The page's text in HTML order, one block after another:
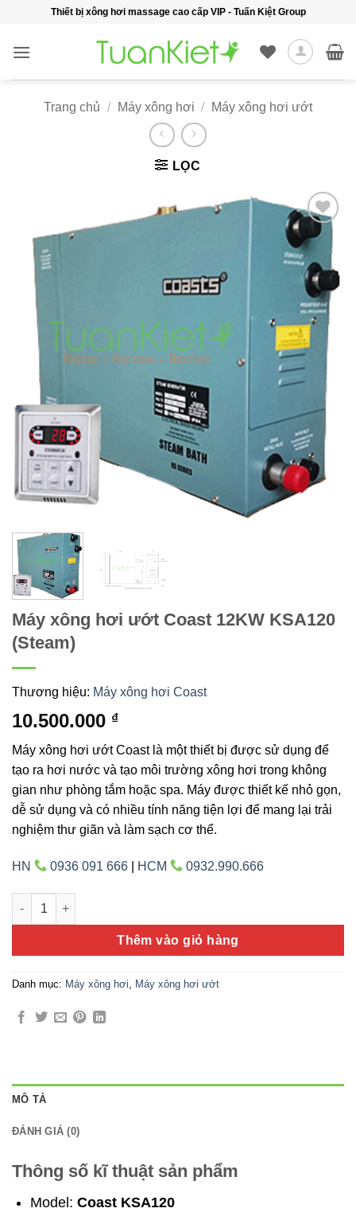
nội
Thiết bị xông hơi massage cao cấp VIP - Tuấn Kiệt Group
Trang chủ / Máy xông hơi / Máy xông hơi ướt
LỌC
Add to
wishlist
Máy xông hơi ướt Coast 12KW KSA120
(Steam)
Thương hiệu: Máy xông hơi Coast
10.500.000 ₫
Máy xông hơi ướt Coast là một thiết bị được sử dụng để
tạo ra hơi nước và tạo môi trường xông hơi trong không
gian như phòng tắm hoặc spa. Máy được thiết kế nhỏ gọn,
dễ sử dụng và có nhiều tính năng tiện lợi để mang lại trải
nghiệm thư giãn và làm sạch cơ thể.
HN 0936 091 666 HCM 0932.990.666
Máy xông hơi ướt Coast 12KW KSA120 (Steam) số lượng
Thêm vào giỏ hàng
Danh mục: Máy xông hơi, Máy xông hơi ướt
MÔ TẢ
ĐÁNH GIÁ (0)
Thông số kĩ thuật sản phẩm
Model:Coast KSA120